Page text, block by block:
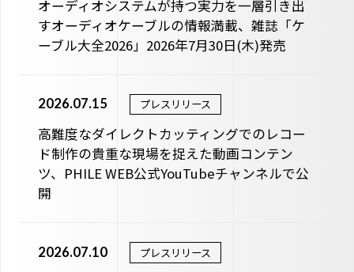
オーディオシステムが持つ実力を一層引き出
すオーディオケーブルの情報満載、雑誌「ケ
ーブル大全2026」2026年7月30日(木)発売
2026.07.15 プレスリリース
高難度なダイレクトカッティングでのレコー
ド制作の貴重な現場を捉えた動画コンテン
ツ、PHILE WEB公式YouTubeチャンネルで公
開
2026.07.10 プレスリリース